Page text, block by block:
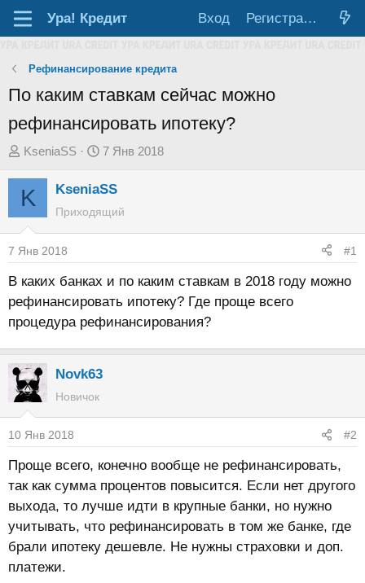
Ура! Кредит Вход Регистрация
Рефинансирование кредита
По каким ставкам сейчас можно
рефинансировать ипотеку?
А
т
о
р
т
е
м
ы
KseniaSS
Д
т
а
ч
а
л
а
7 Янв 2018
K KseniaSS
Приходящий
7 Янв 2018 #1
В каких банках и по каким ставкам в 2018 году можно
рефинансировать ипотеку? Где проще всего
процедура рефинансирования?
Novk63
Новичок
10 Янв 2018 #2
Проще всего, конечно вообще не рефинансировать,
так как сумма процентов повысится. Если нет другого
выхода, то лучше идти в крупные банки, но нужно
учитывать, что рефинансировать в том же банке, где
брали ипотеку дешевле. Не нужны страховки и доп.
платежи.